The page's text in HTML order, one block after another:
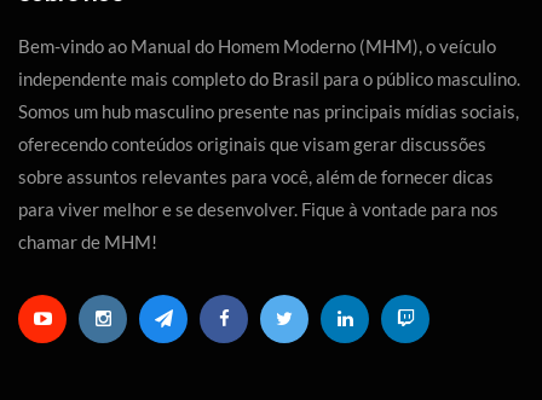
Bem-vindo ao Manual do Homem Moderno (MHM), o veículo
independente mais completo do Brasil para o público masculino.
Somos um hub masculino presente nas principais mídias sociais,
oferecendo conteúdos originais que visam gerar discussões
sobre assuntos relevantes para você, além de fornecer dicas
para viver melhor e se desenvolver. Fique à vontade para nos
chamar de MHM!